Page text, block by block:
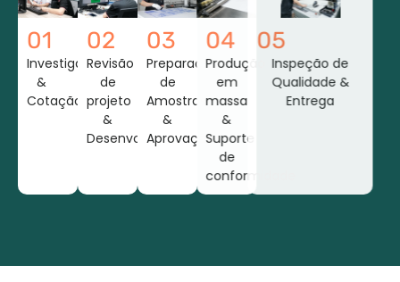
01
Investigação
&
Cotação
02
Revisão
de
projeto
&
Desenvolvimento
03
Preparação
de
Amostras
&
Aprovação
04
Produção
em
massa
&
Suporte
de
conformidade
05
Inspeção de
Qualidade &
Entrega